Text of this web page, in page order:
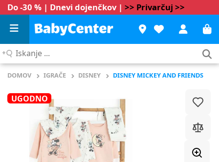
Do -30 % | Dnevi dojenčkov | >> Privarčuj >>
Iskanje
DOMOV IGRAČE DISNEY DISNEY MICKEY AND FRIENDS
UGODNO